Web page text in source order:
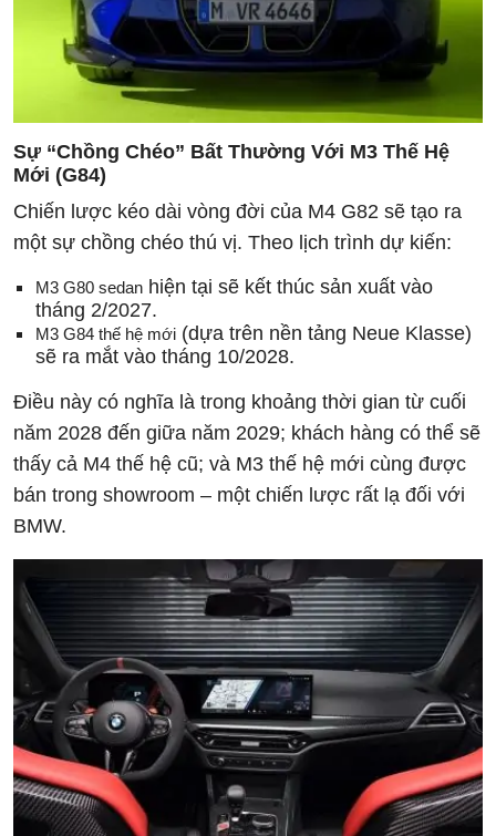
Sự “Chồng Chéo” Bất Thường Với M3 Thế Hệ
Mới (G84)
Chiến lược kéo dài vòng đời của M4 G82 sẽ tạo ra
một sự chồng chéo thú vị. Theo lịch trình dự kiến:
M3 G80 sedan hiện tại sẽ kết thúc sản xuất vào
tháng 2/2027.
M3 G84 thế hệ mới (dựa trên nền tảng Neue Klasse)
sẽ ra mắt vào tháng 10/2028.
Điều này có nghĩa là trong khoảng thời gian từ cuối
năm 2028 đến giữa năm 2029; khách hàng có thể sẽ
thấy cả M4 thế hệ cũ; và M3 thế hệ mới cùng được
bán trong showroom – một chiến lược rất lạ đối với
BMW.